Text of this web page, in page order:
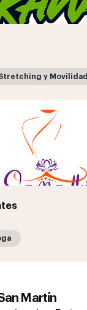
y Movilidad
Martín